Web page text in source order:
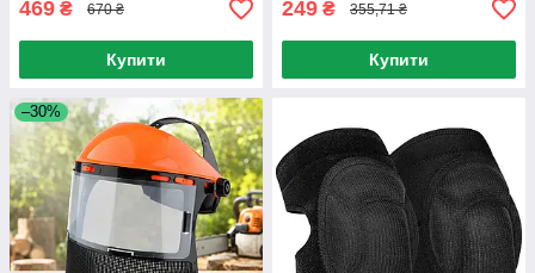
469 ₴ 670 ₴
Купити
249 ₴ 355,71 ₴
Купити
–30%